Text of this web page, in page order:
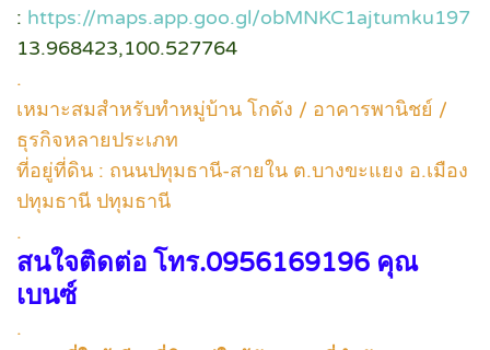
: https://maps.app.goo.gl/obMNKC1ajtumku197
13.968423,100.527764
.
เหมาะสมสำหรับทำหมู่บ้าน โกดัง / อาคารพานิชย์ /
ธุรกิจหลายประเภท
ที่อยู่ที่ดิน : ถนนปทุมธานี-สายใน ต.บางขะแยง อ.เมือง
ปทุมธานี ปทุมธานี
.
สนใจติดต่อ โทร.0956169196 คุณ
เบนซ์
.